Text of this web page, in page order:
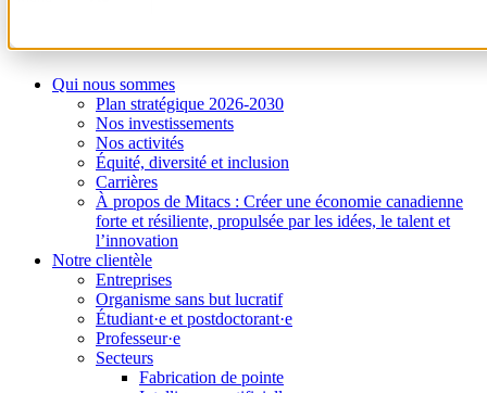
Qui nous sommes
Plan stratégique 2026-2030
Nos investissements
Nos activités
Équité, diversité et inclusion
Carrières
À propos de Mitacs : Créer une économie canadienne
forte et résiliente, propulsée par les idées, le talent et
l’innovation
Notre clientèle
Entreprises
Organisme sans but lucratif
Étudiant·e et postdoctorant·e
Professeur·e
Secteurs
Fabrication de pointe